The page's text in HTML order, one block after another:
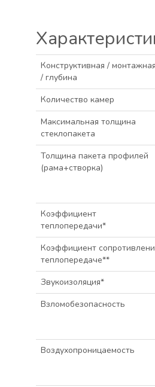
Конструктивная / монтажная
/ глубина
Количество камер
Максимальная толщина
стеклопакета
Толщина пакета профилей
(рама+створка)
Коэффициент
теплопередачи*
Коэффициент
теплопередаче**
Звукоизоляция*
Взломобезопасность
Воздухопроницаемость